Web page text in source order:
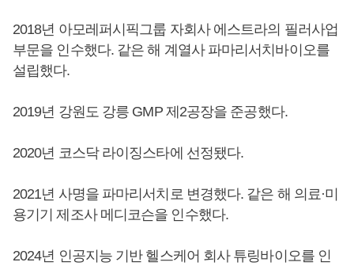
2018년 아모레퍼시픽그룹 자회사 에스트라의 필러사업
부문을 인수했다. 같은 해 계열사 파마리서치바이오를
설립했다.
2019년 강원도 강릉 GMP 제2공장을 준공했다.
2020년 코스닥 라이징스타에 선정됐다.
2021년 사명을 파마리서치로 변경했다. 같은 해 의료·미
용기기 제조사 메디코슨을 인수했다.
2024년 인공지능 기반 헬스케어 회사 튜링바이오를 인